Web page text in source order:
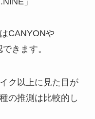
CANYONや
きます。
ク以上に見た目が
の推測は比較的し